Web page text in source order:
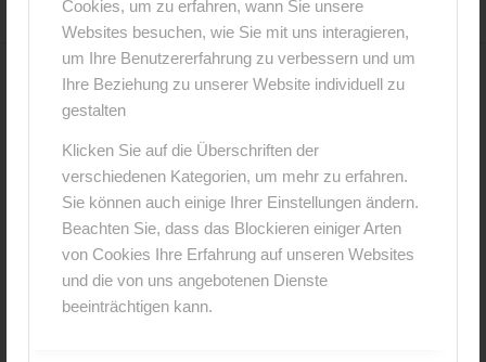
Cookies, um zu erfahren, wann Sie unsere
Websites besuchen, wie Sie mit uns interagieren,
um Ihre Benutzererfahrung zu verbessern und um
Ihre Beziehung zu unserer Website individuell zu
gestalten
Klicken Sie auf die Überschriften der
verschiedenen Kategorien, um mehr zu erfahren.
Sie können auch einige Ihrer Einstellungen ändern.
Beachten Sie, dass das Blockieren einiger Arten
von Cookies Ihre Erfahrung auf unseren Websites
und die von uns angebotenen Dienste
beeinträchtigen kann.
0
KOMMENTARE
Hinterlasse einen Kommentar
An der Diskussion beteiligen?
Hinterlasse uns deinen Kommentar!